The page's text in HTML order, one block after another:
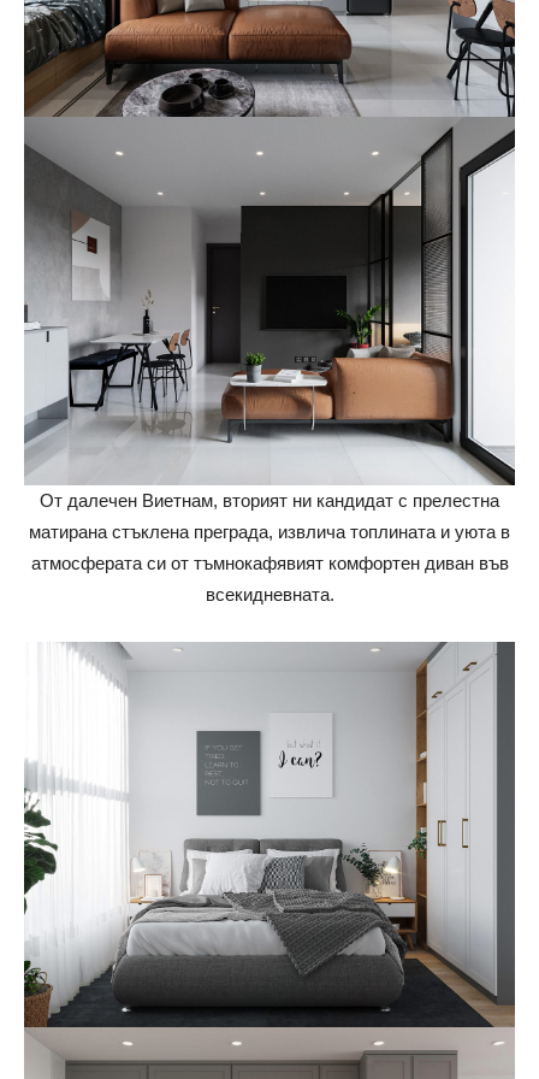
От далечен Виетнам, вторият ни кандидат с прелестна
матирана стъклена преграда, извлича топлината и уюта в
атмосферата си от тъмнокафявият комфортен диван във
всекидневната.